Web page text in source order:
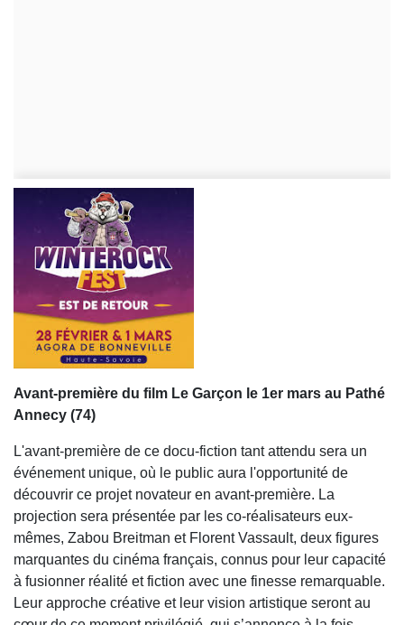
Avant-première du film Le Garçon le 1er mars au Pathé
Annecy (74)
L'avant-première de ce docu-fiction tant attendu sera un
événement unique, où le public aura l'opportunité de
découvrir ce projet novateur en avant-première. La
projection sera présentée par les co-réalisateurs eux-
mêmes, Zabou Breitman et Florent Vassault, deux figures
marquantes du cinéma français, connus pour leur capacité
à fusionner réalité et fiction avec une finesse remarquable.
Leur approche créative et leur vision artistique seront au